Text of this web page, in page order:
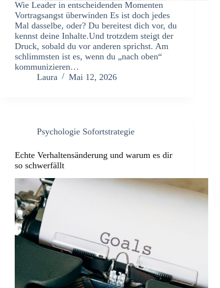
Wie Leader in entscheidenden Momenten
Vortragsangst überwinden Es ist doch jedes
Mal dasselbe, oder? Du bereitest dich vor, du
kennst deine Inhalte.Und trotzdem steigt der
Druck, sobald du vor anderen sprichst. Am
schlimmsten ist es, wenn du „nach oben“
kommunizieren…
Laura
Mai 12, 2026
Psychologie Sofortstrategie
Echte Verhaltensänderung und warum es dir
so schwerfällt